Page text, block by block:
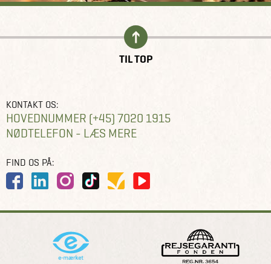
TIL TOP
KONTAKT OS:
HOVEDNUMMER (+45) 7020 1915
NØDTELEFON - LÆS MERE
FIND OS PÅ: